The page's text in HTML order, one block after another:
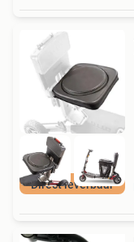
Direct leverbaar